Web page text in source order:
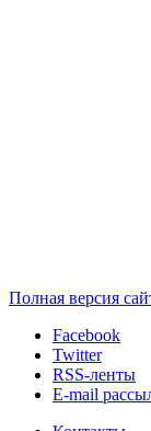
Полная версия
Facebook
Twitter
RSS-ленты
E-mail